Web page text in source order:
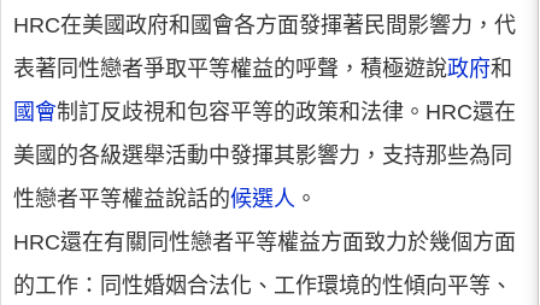
HRC在美國政府和國會各方面發揮著民間影響力，代
表著同性戀者爭取平等權益的呼聲，積極遊說政府和
國會制訂反歧視和包容平等的政策和法律。HRC還在
美國的各級選舉活動中發揮其影響力，支持那些為同
性戀者平等權益說話的候選人 。
HRC還在有關同性戀者平等權益方面致力於幾個方面
的工作：同性婚姻合法化、工作環境的性傾向平等、